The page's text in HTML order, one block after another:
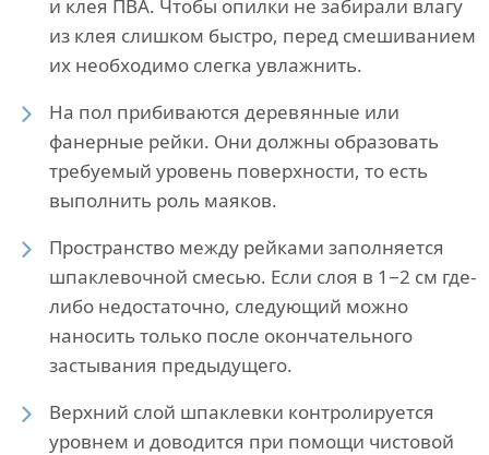
и клея ПВА. Чтобы опилки не забирали влагу
из клея слишком быстро, перед смешиванием
их необходимо слегка увлажнить.
На пол прибиваются деревянные или
фанерные рейки. Они должны образовать
требуемый уровень поверхности, то есть
выполнить роль маяков.
Пространство между рейками заполняется
шпаклевочной смесью. Если слоя в 1−2 см где-
либо недостаточно, следующий можно
наносить только после окончательного
застывания предыдущего.
Верхний слой шпаклевки контролируется
уровнем и доводится при помощи чистовой